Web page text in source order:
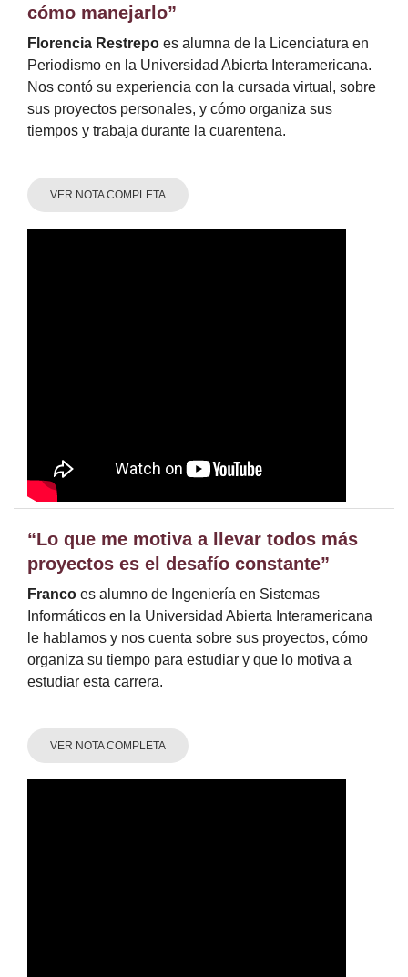
cómo manejarlo”
Florencia Restrepo es alumna de la Licenciatura en
Periodismo en la Universidad Abierta Interamericana.
Nos contó su experiencia con la cursada virtual, sobre
sus proyectos personales, y cómo organiza sus
tiempos y trabaja durante la cuarentena.
VER NOTA COMPLETA
“Lo que me motiva a llevar todos más
proyectos es el desafío constante”
Franco es alumno de Ingeniería en Sistemas
Informáticos en la Universidad Abierta Interamericana
le hablamos y nos cuenta sobre sus proyectos, cómo
organiza su tiempo para estudiar y que lo motiva a
estudiar esta carrera.
VER NOTA COMPLETA